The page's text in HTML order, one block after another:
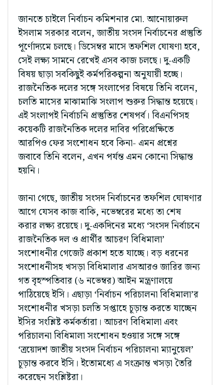
জানতে চাইলে নির্বাচন কমিশনার মো. আনোয়ারুল
ইসলাম সরকার বলেন, জাতীয় সংসদ নির্বাচনের প্রস্তুতি
পূর্ণোদ্যমে চলছে। ডিসেম্বর মাসে তফশিল ঘোষণা হবে,
সেই লক্ষ্য সামনে রেখেই এসব কাজ চলছে। দু-একটি
বিষয় ছাড়া সবকিছুই কর্মপরিকল্পনা অনুযায়ী হচ্ছে।
রাজনৈতিক দলের সঙ্গে সংলাপের বিষয়ে তিনি বলেন,
চলতি মাসের মাঝামাঝি সংলাপ শুরুর সিদ্ধান্ত হয়েছে।
এই সংলাপই নির্বাচনি প্রস্তুতির শেষপর্ব। বিএনপিসহ
কয়েকটি রাজনৈতিক দলের দাবির পরিপ্রেক্ষিতে
আরপিও ফের সংশোধন হবে কিনা- এমন প্রশ্নের
জবাবে তিনি বলেন, এখন পর্যন্ত এমন কোনো সিদ্ধান্ত
হয়নি।
জানা গেছে, জাতীয় সংসদ নির্বাচনের তফশিল ঘোষণার
আগে যেসব কাজ বাকি, নভেম্বরের মধ্যে তা শেষ
করার লক্ষ্য রয়েছে। দু-একদিনের মধ্যে ‘সংসদ নির্বাচনে
রাজনৈতিক দল ও প্রার্থীর আচরণ বিধিমালা’
সংশোধনীর গেজেট প্রকাশ হতে যাচ্ছে। বড় ধরনের
সংশোধনীসহ খসড়া বিধিমালার এসআরও জারির জন্য
গত বৃহস্পতিবার (৬ নভেম্বর) আইন মন্ত্রণালয়ে
পাঠিয়েছে ইসি। এছাড়া ‘নির্বাচন পরিচালনা বিধিমালা’র
সংশোধনীর খসড়া চলতি সপ্তাহে চূড়ান্ত করতে যাচ্ছেন
ইসির সংশ্লিষ্ট কর্মকর্তারা। আচরণ বিধিমালা এবং
পরিচালনা বিধিমালা সংশোধন হওয়ার সঙ্গে সঙ্গে
‘ত্রয়োদশ জাতীয় সংসদ নির্বাচন পরিচালনা ম্যানুয়েল’
চূড়ান্ত করবে ইসি। ইতোমধ্যে এ সংক্রান্ত খসড়া তৈরি
করেছেন সংশ্লিষ্টরা।